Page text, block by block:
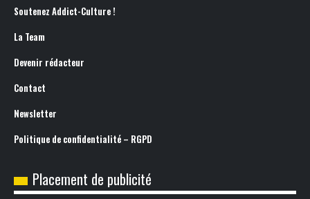
Soutenez Addict-Culture !
La Team
Devenir rédacteur
Contact
Newsletter
Politique de confidentialité – RGPD
Placement de publicité